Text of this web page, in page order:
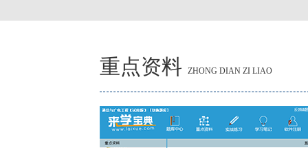
重点资料 ZHONG DIAN ZI LIAO